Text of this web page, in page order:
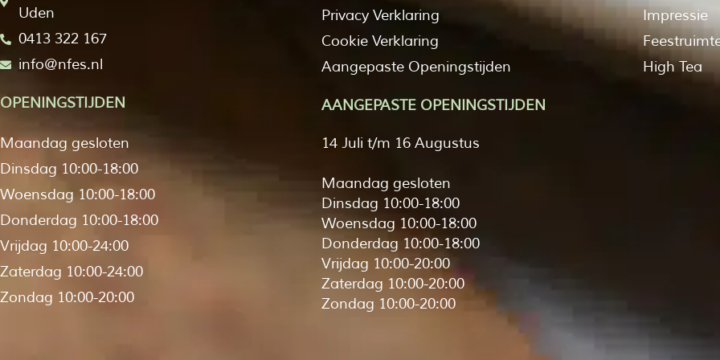
Uden
0413 322 167
info@nfes.nl
OPENINGSTIJDEN
Maandag gesloten
Dinsdag 10:00-18:00
Woensdag 10:00-18:00
Donderdag 10:00-18:00
Vrijdag 10:00-24:00
Zaterdag 10:00-24:00
Zondag 10:00-20:00
Privacy Verklaring
Cookie Verklaring
Aangepaste Openingstijden
AANGEPASTE OPENINGSTIJDEN
14 Juli t/m 16 Augustus
Maandag gesloten
Dinsdag 10:00-18:00
Woensdag 10:00-18:00
Donderdag 10:00-18:00
Vrijdag 10:00-20:00
Zaterdag 10:00-20:00
Zondag 10:00-20:00
Impressie
High Tea